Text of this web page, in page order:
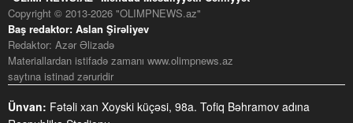
Copyright © 2013-2026 "OLIMPNEWS.az"
Baş redaktor: Aslan Şirəliyev
Redaktor: Azər Əlizadə
Materiallardan istifadə zamanı www.olimpnews.az
saytına istinad zəruridir
Ünvan: Fətəli xan Xoyski küçəsi, 98a. Tofiq Bəhramov adına